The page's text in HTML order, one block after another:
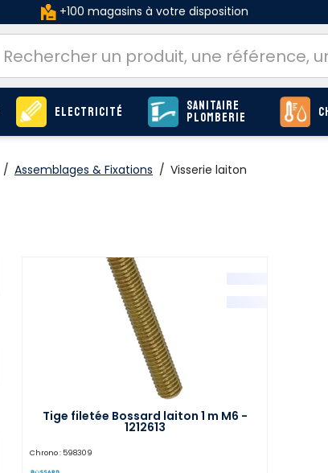
+100 magasins à votre disposition
Electricité Sanitaire
Plomberie
/ Assemblages & Fixations / Visserie laiton
Tige filetée Bossard laiton 1 m M6 -
1212613
Chrono : 598309